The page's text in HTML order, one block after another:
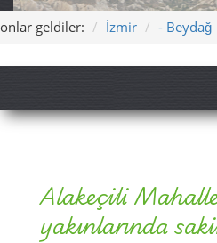
onlar geldiler: İzmir - Beydağ
Alakeçili
yakınlarında